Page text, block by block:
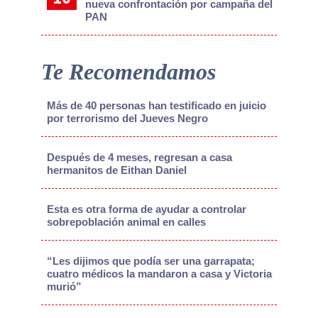
nueva confrontación por campaña del
PAN
Te Recomendamos
Más de 40 personas han testificado en juicio
por terrorismo del Jueves Negro
Después de 4 meses, regresan a casa
hermanitos de Eithan Daniel
Esta es otra forma de ayudar a controlar
sobrepoblación animal en calles
“Les dijimos que podía ser una garrapata;
cuatro médicos la mandaron a casa y Victoria
murió”